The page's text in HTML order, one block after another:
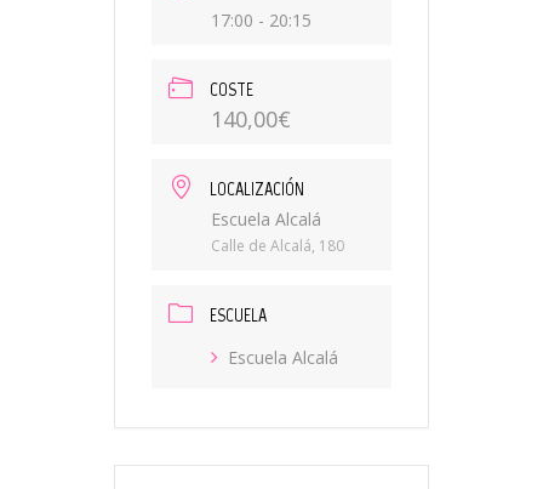
17:00 - 20:15
COSTE
140,00€
LOCALIZACIÓN
Escuela Alcalá
Calle de Alcalá, 180
ESCUELA
Escuela Alcalá